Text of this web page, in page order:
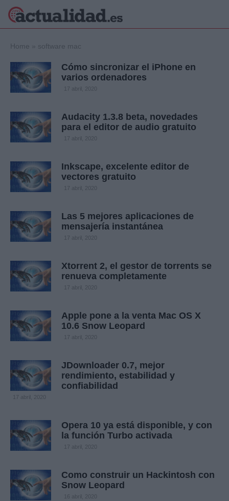
Política
Crónica
Economía
Internacional
Viajes
Deportes
Gente
Home » software mac
Cómo sincronizar el iPhone en
varios ordenadores
17 abril, 2020
Audacity 1.3.8 beta, novedades
para el editor de audio gratuito
17 abril, 2020
Inkscape, excelente editor de
vectores gratuito
17 abril, 2020
Las 5 mejores aplicaciones de
mensajería instantánea
17 abril, 2020
Xtorrent 2, el gestor de torrents se
renueva completamente
17 abril, 2020
Apple pone a la venta Mac OS X
10.6 Snow Leopard
17 abril, 2020
JDownloader 0.7, mejor
rendimiento, estabilidad y
confiabilidad
17 abril, 2020
Opera 10 ya está disponible, y con
la función Turbo activada
17 abril, 2020
Como construir un Hackintosh con
Snow Leopard
16 abril, 2020